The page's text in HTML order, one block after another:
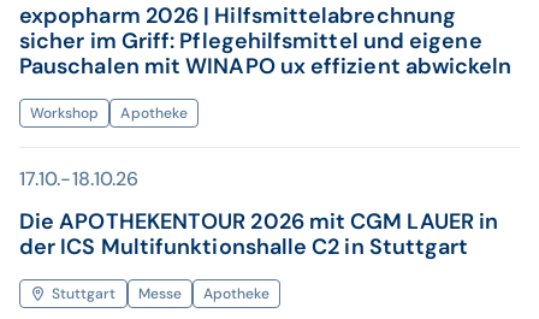
expopharm 2026 | Hilfsmittelabrechnung
sicher im Griff: Pflegehilfsmittel und eigene
Pauschalen mit WINAPO ux effizient abwickeln
Workshop Apotheke
17.10.-18.10.26
Die APOTHEKENTOUR 2026 mit CGM LAUER in
der ICS Multifunktionshalle C2 in Stuttgart
Stuttgart Messe Apotheke